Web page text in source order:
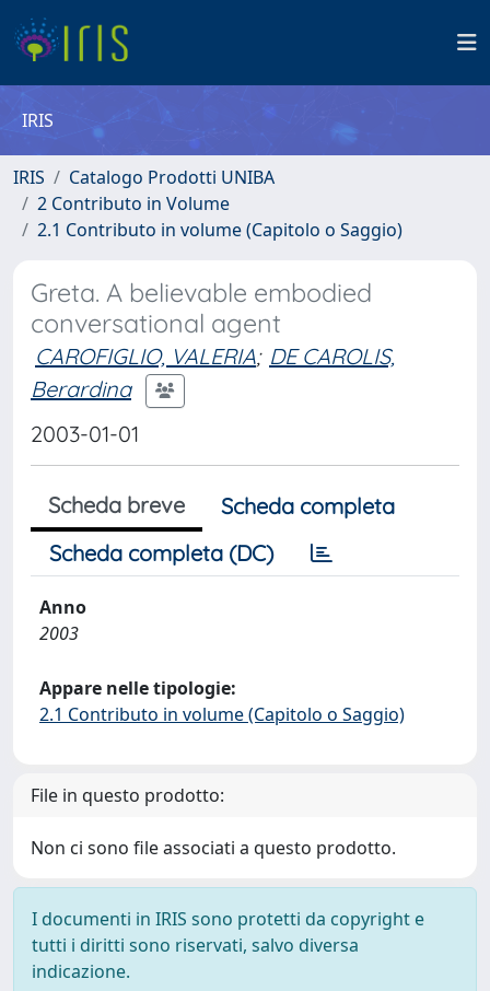
IRIS
IRIS
Catalogo Prodotti UNIBA
2 Contributo in Volume
2.1 Contributo in volume (Capitolo o Saggio)
Greta. A believable embodied
conversational agent
CAROFIGLIO, VALERIA; DE CAROLIS,
Berardina
2003-01-01
Scheda breve
Scheda completa
Scheda completa (DC)
Anno
2003
Appare nelle tipologie:
2.1 Contributo in volume (Capitolo o Saggio)
File in questo prodotto:
Non ci sono file associati a questo prodotto.
I documenti in IRIS sono protetti da copyright e
tutti i diritti sono riservati, salvo diversa
indicazione.